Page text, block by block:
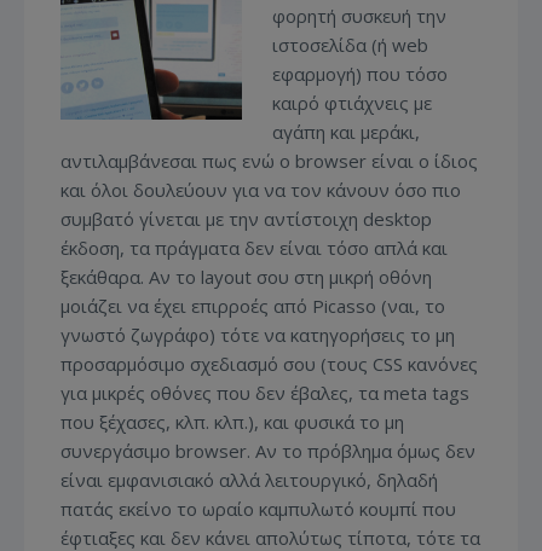
φορητή συσκευή την
ιστοσελίδα (ή web
εφαρμογή) που τόσο
καιρό φτιάχνεις με
αγάπη και μεράκι,
αντιλαμβάνεσαι πως ενώ ο browser είναι o ίδιος
και όλοι δουλεύουν για να τον κάνουν όσο πιο
συμβατό γίνεται με την αντίστοιχη desktop
έκδοση, τα πράγματα δεν είναι τόσο απλά και
ξεκάθαρα. Αν το layout σου στη μικρή οθόνη
μοιάζει να έχει επιρροές από Picasso (ναι, το
γνωστό ζωγράφο) τότε να κατηγορήσεις το μη
προσαρμόσιμο σχεδιασμό σου (τους CSS κανόνες
για μικρές οθόνες που δεν έβαλες, τα meta tags
που ξέχασες, κλπ. κλπ.), και φυσικά το μη
συνεργάσιμο browser. Αν το πρόβλημα όμως δεν
είναι εμφανισιακό αλλά λειτουργικό, δηλαδή
πατάς εκείνο το ωραίο καμπυλωτό κουμπί που
έφτιαξες και δεν κάνει απολύτως τίποτα, τότε τα